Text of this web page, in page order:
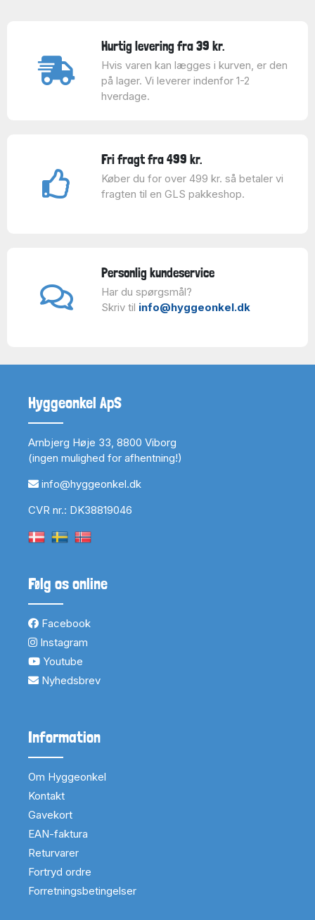
Hurtig levering fra 39 kr.
Hvis varen kan lægges i kurven, er den
på lager. Vi leverer indenfor 1-2
hverdage.
Fri fragt fra 499 kr.
Køber du for over 499 kr. så betaler vi
fragten til en GLS pakkeshop.
Personlig kundeservice
Har du spørgsmål?
Skriv til info@hyggeonkel.dk
Hyggeonkel ApS
Arnbjerg Høje 33, 8800 Viborg
(ingen mulighed for afhentning!)
info@hyggeonkel.dk
CVR nr.: DK38819046
Følg os online
Facebook
Instagram
Youtube
Nyhedsbrev
Information
Om Hyggeonkel
Kontakt
Gavekort
EAN-faktura
Returvarer
Fortryd ordre
Forretningsbetingelser